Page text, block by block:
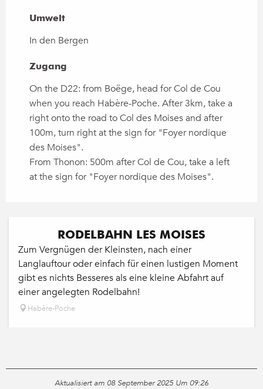
Umwelt
Umwelt
In den Bergen
Zugang
Zugang
On the D22: from Boëge, head for Col de Cou
when you reach Habère-Poche. After 3km, take a
right onto the road to Col des Moises and after
100m, turn right at the sign for "Foyer nordique
des Moises".
From Thonon: 500m after Col de Cou, take a left
at the sign for "Foyer nordique des Moises".
RODELBAHN LES MOISES
Zum Vergnügen der Kleinsten, nach einer
Langlauftour oder einfach für einen lustigen Moment
gibt es nichts Besseres als eine kleine Abfahrt auf
einer angelegten Rodelbahn!
Habère-Poche
Aktualisiert am 08 September 2025 Um 09:26